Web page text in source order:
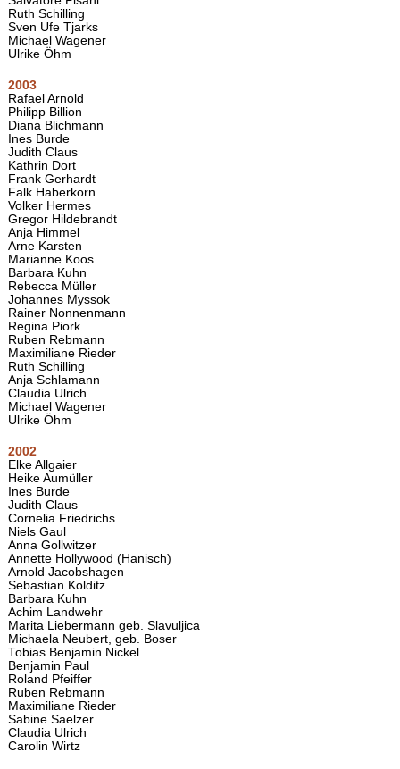
Ruth Schilling
Sven Ufe Tjarks
Michael Wagener
Ulrike Öhm
2003
Rafael Arnold
Philipp Billion
Diana Blichmann
Ines Burde
Judith Claus
Kathrin Dort
Frank Gerhardt
Falk Haberkorn
Volker Hermes
Gregor Hildebrandt
Anja Himmel
Arne Karsten
Marianne Koos
Barbara Kuhn
Rebecca Müller
Johannes Myssok
Rainer Nonnenmann
Regina Piork
Ruben Rebmann
Maximiliane Rieder
Ruth Schilling
Anja Schlamann
Claudia Ulrich
Michael Wagener
Ulrike Öhm
2002
Elke Allgaier
Heike Aumüller
Ines Burde
Judith Claus
Cornelia Friedrichs
Niels Gaul
Anna Gollwitzer
Annette Hollywood (Hanisch)
Arnold Jacobshagen
Sebastian Kolditz
Barbara Kuhn
Achim Landwehr
Marita Liebermann geb. Slavuljica
Michaela Neubert, geb. Boser
Tobias Benjamin Nickel
Benjamin Paul
Roland Pfeiffer
Ruben Rebmann
Maximiliane Rieder
Sabine Saelzer
Claudia Ulrich
Carolin Wirtz